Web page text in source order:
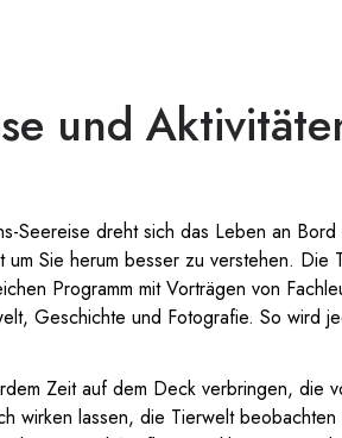
und
Seereise dreht sich das Leben an Bord
um Sie herum besser zu verstehen. Die
Programm mit Vorträgen von
Geschichte und Fotografie. So wird
Zeit auf dem Deck verbringen, die
wirken lassen, die Tierwelt